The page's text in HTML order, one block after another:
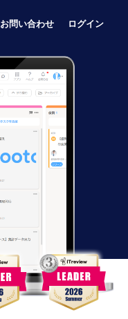
お問い合わせ ログイン